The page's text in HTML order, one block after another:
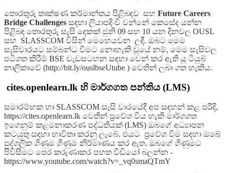
තොරතුරු තාක්ෂණ කර්මාන්තය පිළිබඳව සහ Future Careers
Bridge Challenges සඳහා ලියාපදිංචි වන්නේ කෙසේද යන්න
පිළිබඳ තොරතුරු සැසි දෙකක් ජුනි 09 සහ 10 යන දිනවල OUSL
සහ SLASSCOM විසින් මෙහෙයවන ලදී. ඔබට මෙම
සැසිවාරයට සම්බන්ධ වීමට නොහැකි වූයේ නම්, මෙම සැසිවල
පටිගත කිරීම් BSE වැඩසටහන සඳහා වෙන් කර ඇති යූ ටියුබ්
නාලිකාවේ (http://bit.ly/ouslbseUtube ) වෙතින් ලබා ගත හැකිය.
cites.openlearn.lk හි මාර්ගගත පන්තිය (LMS)
සමාරම්භක හා SLASSCOM සැසි වාරයේදී අප සඳහන් කළ පරිදි,
https://cites.openlearn.lk වෙතින් ප්‍රවේශ විය හැකි මාර්ගගත
ඉගෙනුම් කළමනාකරණ පද්ධතියක් (LMS) ඔබගේ අධ්‍යාපන
කටයුතු සඳහා භාවිතා කරනු ලැබේ. එයට ප්‍රවේශ වීම සඳහා ඔබේ
පුද්ගලික ගිණුම ගිණුම නිර්මාණය කර ඇත. ඔබගේ ගිණුමට
පිවිසීමට පෙර කරුණාකර පහත වීඩියෝ බලන්න -
https://www.youtube.com/watch?v=_vq0smaQTmY